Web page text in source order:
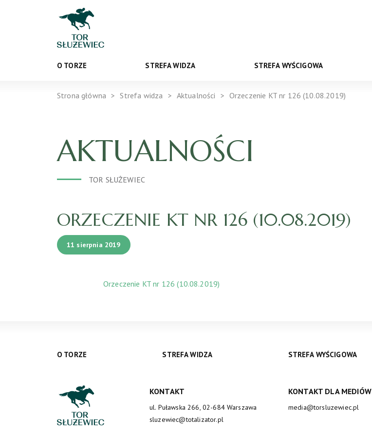
O TORZE STREFA WIDZA STREFA WYŚCIGOWA
Strona główna Strefa widza Aktualności Orzeczenie KT nr 126 (10.08.2019)
AKTUALNOŚCI
TOR SŁUŻEWIEC
ORZECZENIE KT NR 126 (10.08.2019)
11 sierpnia 2019
Orzeczenie KT nr 126 (10.08.2019)
O TORZE STREFA WIDZA STREFA WYŚCIGOWA
KONTAKT
ul. Puławska 266, 02-684 Warszawa
sluzewiec@totalizator.pl
KONTAKT DLA MEDIÓW
media@torsluzewiec.pl